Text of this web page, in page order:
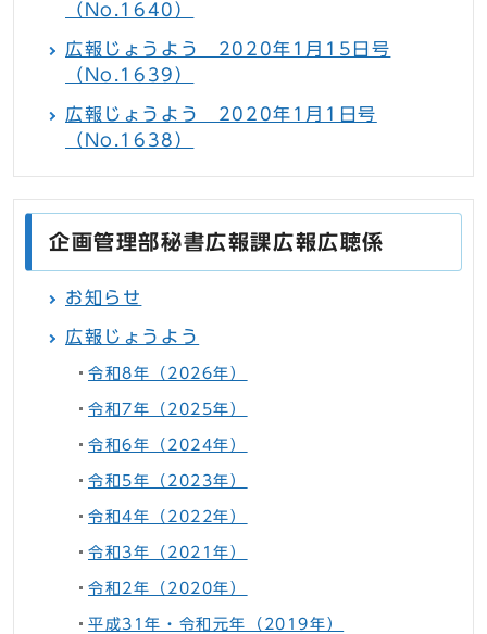
（No.1640）
広報じょうよう 2020年1月15日号
（No.1639）
広報じょうよう 2020年1月1日号
（No.1638）
企画管理部秘書広報課広報広聴係
お知らせ
広報じょうよう
令和8年（2026年）
令和7年（2025年）
令和6年（2024年）
令和5年（2023年）
令和4年（2022年）
令和3年（2021年）
令和2年（2020年）
平成31年・令和元年（2019年）